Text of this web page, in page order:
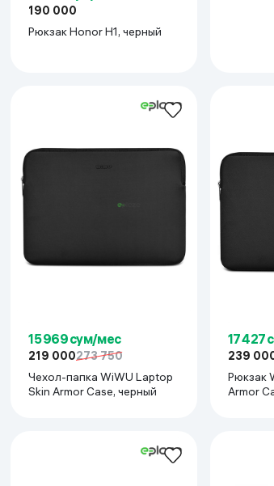
190 000
Рюкзак Honor H1, черный
15 969 сум/мес
219 000273 750
Чехол-папка WiWU Laptop
Skin Armor Case, черный
17 427
239
Рюкзак
Armor